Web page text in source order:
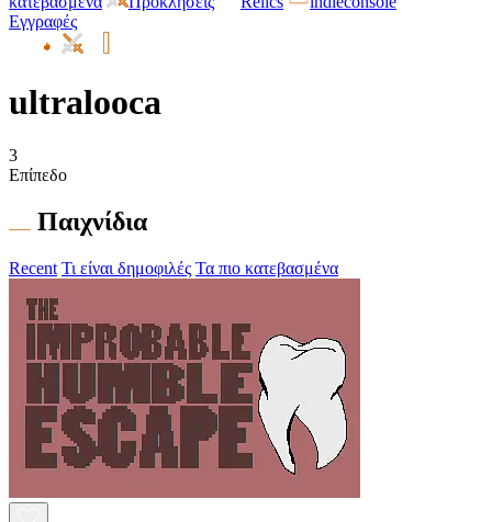
Εγγραφές
ultralooca
3
Επίπεδο
Παιχνίδια
Recent Τι είναι δημοφιλές Τα πιο κατεβασμένα